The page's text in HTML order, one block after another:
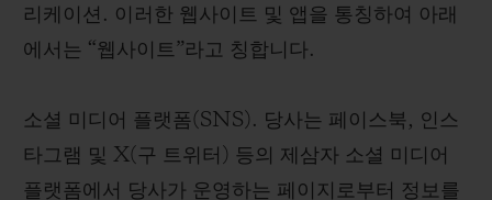
리케이션. 이러한 웹사이트 및 앱을 통칭하여 아래
에서는 “웹사이트”라고 칭합니다.
소셜 미디어 플랫폼(SNS). 당사는 페이스북, 인스
타그램 및 X(구 트위터) 등의 제삼자 소셜 미디어
플랫폼에서 당사가 운영하는 페이지로부터 정보를